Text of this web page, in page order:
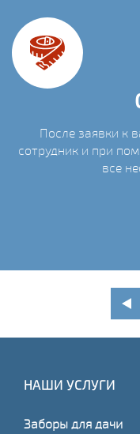
После заявки к
сотрудник и при
все
НАШИ УСЛУГИ
Заборы для дачи